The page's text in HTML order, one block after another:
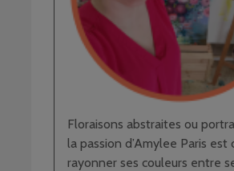
Floraisons abstraites ou
la passion d’Amylee Paris est
rayonner ses couleurs entre